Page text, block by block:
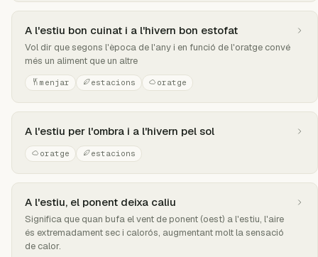
A l'estiu bon cuinat i a l'hivern bon estofat
Vol dir que segons l'època de l'any i en funció de l'oratge convé
més un aliment que un altre
menjar estacions oratge
A l'estiu per l'ombra i a l'hivern pel sol
oratge estacions
A l'estiu, el ponent deixa caliu
Significa que quan bufa el vent de ponent (oest) a l'estiu, l'aire
és extremadament sec i calorós, augmentant molt la sensació
de calor.